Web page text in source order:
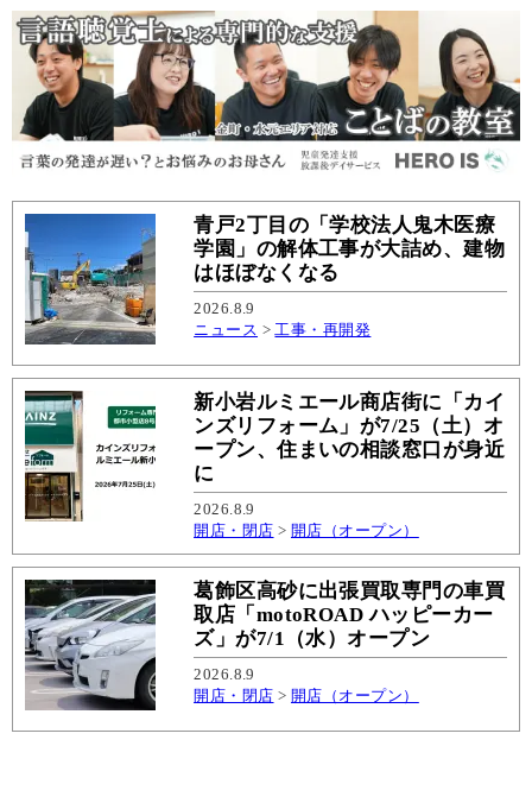
青戸2丁目の「学校法人鬼木医療
学園」の解体工事が大詰め、建物
はほぼなくなる
2026.8.9
ニュース > 工事・再開発
新小岩ルミエール商店街に「カイ
ンズリフォーム」が7/25（土）オ
ープン、住まいの相談窓口が身近
に
2026.8.9
開店・閉店 > 開店（オープン）
葛飾区高砂に出張買取専門の車買
取店「motoROAD ハッピーカー
ズ」が7/1（水）オープン
2026.8.9
開店・閉店 > 開店（オープン）